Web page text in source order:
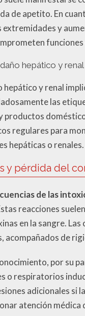
de apetito. En
extremidades y
hepático y renal
hepático y renal
las
productos
regulares para
hepáticas o renales.
y pérdida del
de las
reacciones
en la sangre.
acompañados de
por su
o respiratorios
adicionales si
atención